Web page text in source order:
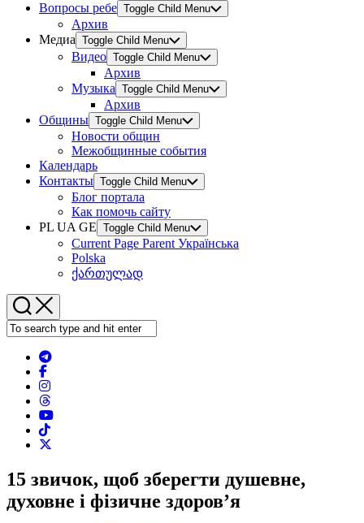
Вопросы ребе Toggle Child Menu
Архив
Медиа Toggle Child Menu
Видео Toggle Child Menu
Архив
Музыка Toggle Child Menu
Архив
Общины Toggle Child Menu
Новости общин
Межобщинные события
Календарь
Контакты Toggle Child Menu
Блог портала
Как помочь сайту
PL UA GE Toggle Child Menu
Current Page Parent Українська
Polska
ქართულად
15 звичок, щоб зберегти душевне,
духовне і фізичне здоровʼя